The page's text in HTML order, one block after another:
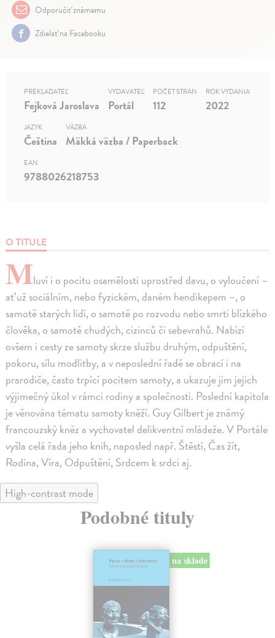
Odporučiť známemu
Zdielať na Facebooku
O TITULE
Mluví i o pocitu osamělosti uprostřed davu, o vyloučení –
ať už sociálním, nebo fyzickém, daném hendikepem –, o
samotě starých lidí, o samotě po rozvodu nebo smrti blízkého
člověka, o samotě chudých, cizinců či sebevrahů. Nabízí
ovšem i cesty ze samoty skrze službu druhým, odpuštění,
pokoru, sílu modlitby, a v neposlední řadě se obrací i na
prarodiče, často trpící pocitem samoty, a ukazuje jim jejich
výjimečný úkol v rámci rodiny a společnosti. Poslední kapitola
je věnována tématu samoty kněží. Guy Gilbert je známý
francouzský kněz a vychovatel delikventní mládeže. V Portále
vyšla celá řada jeho knih, naposled např. Štěstí, Čas žít,
Rodina, Víra, Odpuštění, Srdcem k srdci aj.
PREKLADATEĽ
Fejková Jaroslava
VYDAVATEĽ
Portál
POČET STRÁN
112
ROK VYDANIA
2022
JAZYK
Čeština
VÄZBA
Mäkká väzba / Paperback
EAN
9788026218753
High-contrast mode
Podobné tituly
na sklade